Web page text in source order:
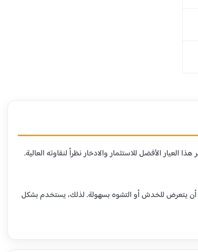
حيث يحتوي على 99.9% من الذهب الخالص. يعتبر هذا العيار الأفضل للاستثمار والادخار نظراً لنقاوته العالية.
يمكن أن يتعرض للخدش أو التشوه بسهولة. لذلك، يستخدم بشكل